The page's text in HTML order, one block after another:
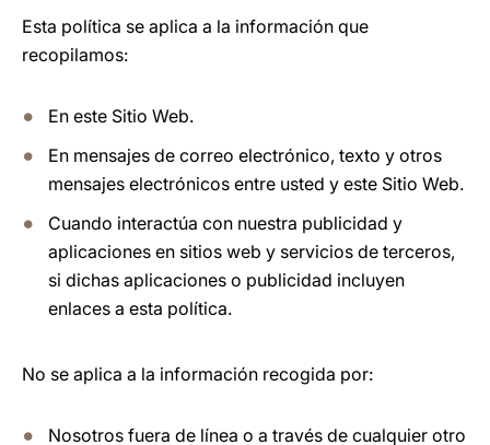
Esta política se aplica a la información que
recopilamos:
En este Sitio Web.
En mensajes de correo electrónico, texto y otros
mensajes electrónicos entre usted y este Sitio Web.
Cuando interactúa con nuestra publicidad y
aplicaciones en sitios web y servicios de terceros,
si dichas aplicaciones o publicidad incluyen
enlaces a esta política.
No se aplica a la información recogida por:
Nosotros fuera de línea o a través de cualquier otro